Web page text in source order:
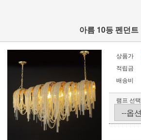
아름 10등 펜던트
상품가
적립금
배송비
램프 선택